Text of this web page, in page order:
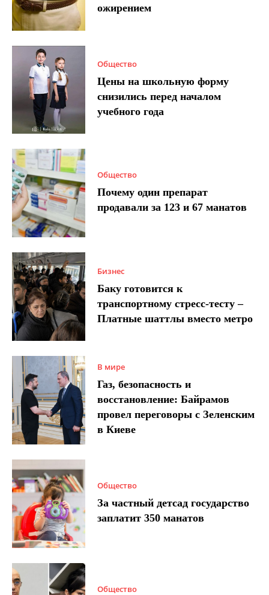
ожирением
Общество
Цены на школьную форму
снизились перед началом
учебного года
Общество
Почему один препарат
продавали за 123 и 67 манатов
Бизнес
Баку готовится к
транспортному стресс-тесту –
Платные шаттлы вместо метро
В мире
Газ, безопасность и
восстановление: Байрамов
провел переговоры с Зеленским
в Киеве
Общество
За частный детсад государство
заплатит 350 манатов
Общество